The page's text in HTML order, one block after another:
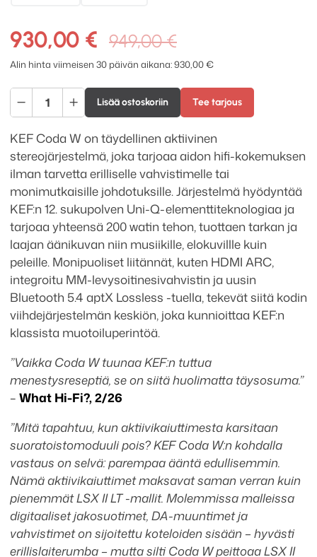
949,00€Alkuperäinen
hinta
oli:
949,00 €.
930,00 €
Nykyinen
hinta
on:
930,00 €.
Alin hinta viimeisen 30 päivän aikana:930,00€
Coda
W
all-
in-
aktiivikaiutinjärjestelmä
määrä
Lisää ostoskoriin Tee tarjous
KEF Coda W on täydellinen aktiivinen
stereojärjestelmä, joka tarjoaa aidon hifi-kokemuksen
ilman tarvetta erilliselle vahvistimelle tai
monimutkaisille johdotuksille. Järjestelmä hyödyntää
KEF:n 12. sukupolven Uni-Q-elementtiteknologiaa ja
tarjoaa yhteensä 200 watin tehon, tuottaen tarkan ja
laajan äänikuvan niin musiikille, elokuvillle kuin
peleille. Monipuoliset liitännät, kuten HDMI ARC,
integroitu MM-levysoitinesivahvistin ja uusin
Bluetooth 5.4 aptX Lossless -tuella, tekevät siitä kodin
viihdejärjestelmän keskiön, joka kunnioittaa KEF:n
klassista muotoiluperintöä.
”Vaikka Coda W tuunaa KEF:n tuttua
menestysreseptiä, se on siitä huolimatta täysosuma.”
– What Hi-Fi?, 2/26
”Mitä tapahtuu, kun aktiivikaiuttimesta karsitaan
suoratoistomoduuli pois? KEF Coda W:n kohdalla
vastaus on selvä: parempaa ääntä edullisemmin.
Nämä aktiivikaiuttimet maksavat saman verran kuin
pienemmät LSX II LT -mallit. Molemmissa malleissa
digitaaliset jakosuotimet, DA-muuntimet ja
vahvistimet on sijoitettu koteloiden sisään – hyvästi
erillislaiterumba – mutta silti Coda W peittoaa LSX II